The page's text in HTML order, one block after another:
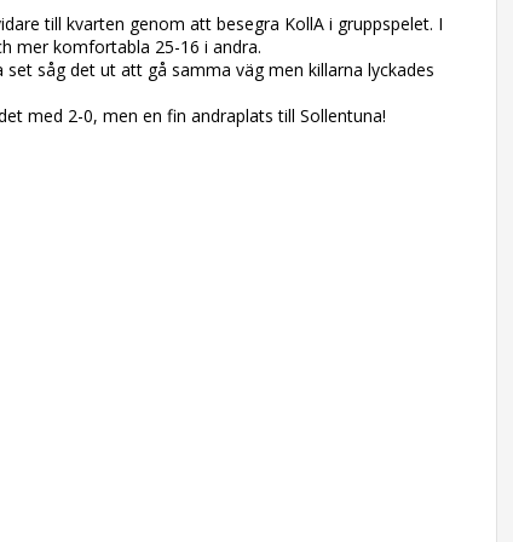
till kvarten genom att besegra KollA i gruppspelet. I
mer komfortabla 25-16 i andra.
såg det ut att gå samma väg men killarna lyckades
med 2-0, men en fin andraplats till Sollentuna!